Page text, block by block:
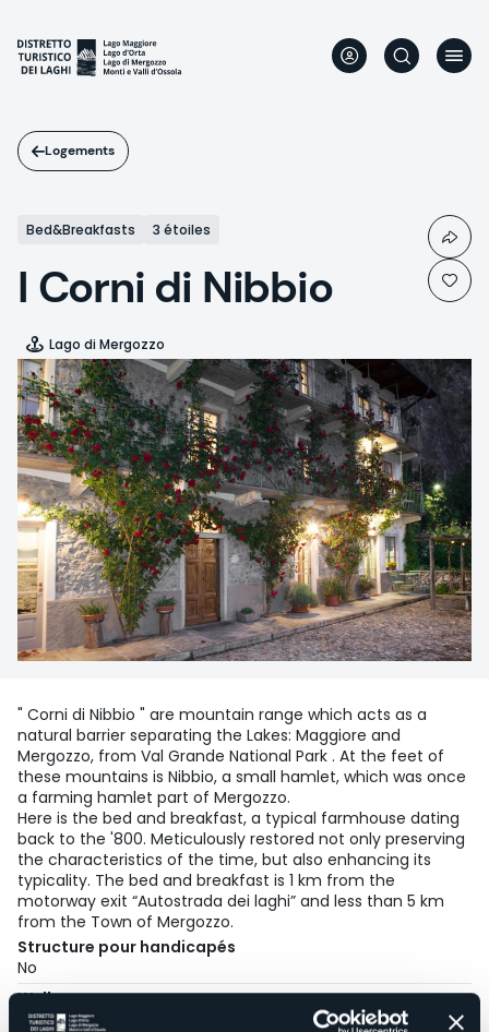
contenu
principal
Logements
Bed&Breakfasts 3 étoiles
I Corni di Nibbio
Lago di Mergozzo
" Corni di Nibbio " are mountain range which acts as a
natural barrier separating the Lakes: Maggiore and
Mergozzo, from Val Grande National Park . At the feet of
these mountains is Nibbio, a small hamlet, which was once
a farming hamlet part of Mergozzo.
Here is the bed and breakfast, a typical farmhouse dating
back to the '800. Meticulously restored not only preserving
the characteristics of the time, but also enhancing its
typicality. The bed and breakfast is 1 km from the
motorway exit “Autostrada dei laghi” and less than 5 km
from the Town of Mergozzo.
Structure pour handicapés
No
Wellness
No